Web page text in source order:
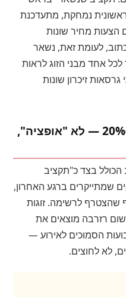
נמחקת, מתעדכנת
הצעות מחיר שונות
לעומת זאת, נשאר
אחד מבני הזוג לראות
זיכרון שונות
שכבה 2: רזרבה של 15%–20% — לא "אופציה",
מהתקציב הכולל בצד כ"תקציב
שמתייקרים ברגע האחרון,
שהצטרף לרשימה. זוגות
שום רזרבה מוצאים את
הסמוכים לאירוע —
לא לחוצים.